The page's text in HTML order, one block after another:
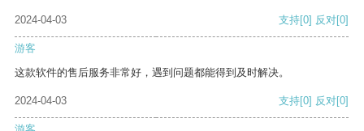
2024-04-03 支持[0] 反对[0]
游客
这款软件的售后服务非常好，遇到问题都能得到及时解决。
2024-04-03 支持[0] 反对[0]